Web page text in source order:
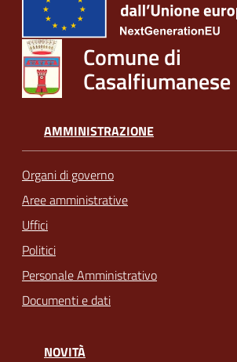
Comune di
Casalfiumanese
AMMINISTRAZIONE
Organi di governo
Aree amministrative
Uffici
Politici
Personale Amministrativo
Documenti e dati
NOVITÀ